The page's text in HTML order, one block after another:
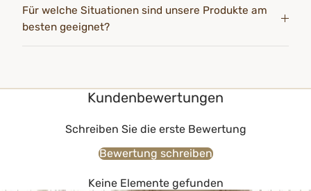
Für welche Situationen sind unsere Produkte am
besten geeignet?
Kundenbewertungen
Schreiben Sie die erste Bewertung
Bewertung schreiben
Keine Elemente gefunden